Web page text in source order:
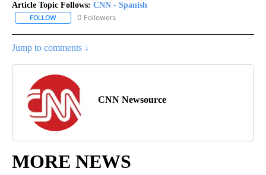
Article Topic Follows: CNN - Spanish
FOLLOW FOLLOW "CNN - SPANISH" TO RECEIVE NOTIFICATIONS ABOUT
0 Followers
Jump to comments ↓
CNN Newsource
MORE NEWS